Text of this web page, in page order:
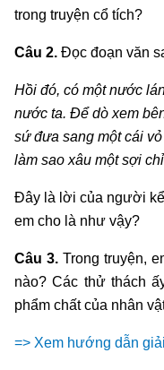
trong truyện cổ tích?
Câu 2. Đọc đoạn văn
Hồi đó, có một nước
nước ta. Để dò xem
sứ đưa sang một cái
làm sao xâu một sợi
Đây là lời của người
em cho là như vậy?
Câu 3.Trong truyện,
nào? Các thử thách
phẩm chất của nhân
=> Xem hướng dẫn giải